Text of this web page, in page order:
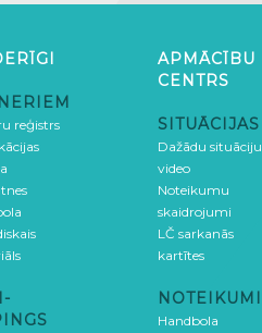
reģistrs
APMĀCĪBU
CENTRS
SITUĀCIJAS
Dažādu situāciju
video
Noteikumu
skaidrojumi
LČ sarkanās
kartītes
NOTEIKUMI
Handbola